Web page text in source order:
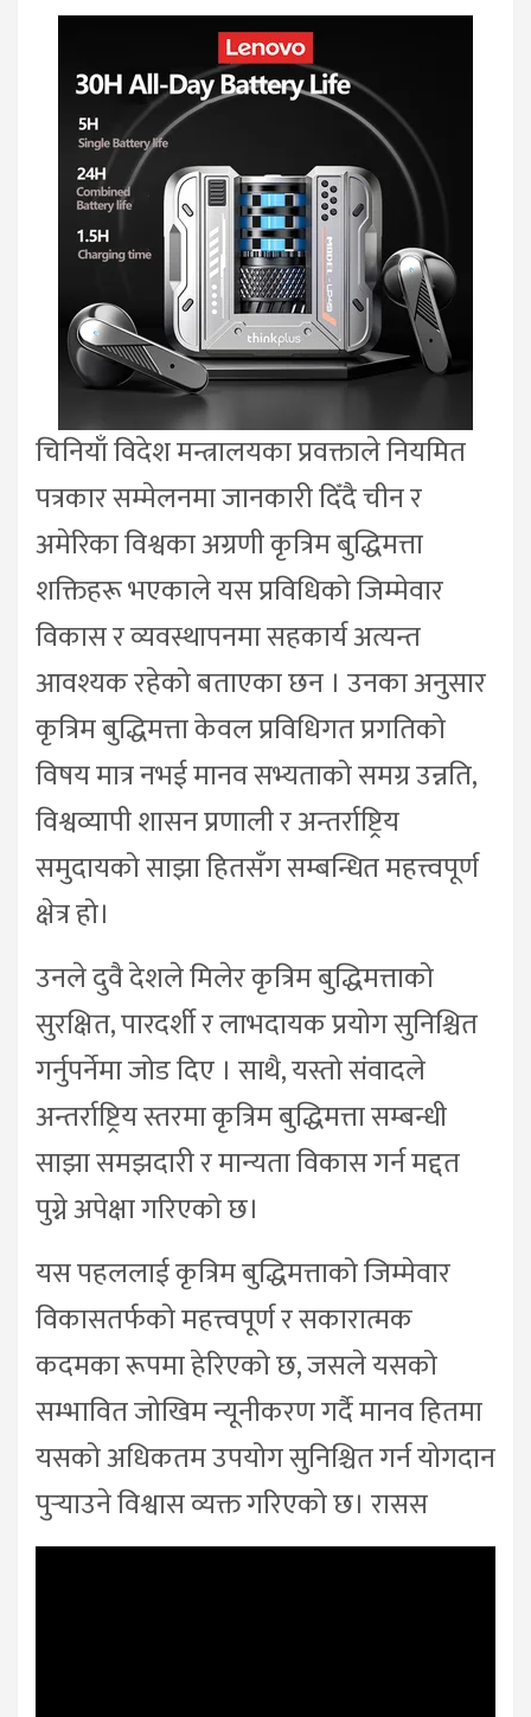
चिनियाँ विदेश मन्त्रालयका प्रवक्ताले नियमित
पत्रकार सम्मेलनमा जानकारी दिँदै चीन र
अमेरिका विश्वका अग्रणी कृत्रिम बुद्धिमत्ता
शक्तिहरू भएकाले यस प्रविधिको जिम्मेवार
विकास र व्यवस्थापनमा सहकार्य अत्यन्त
आवश्यक रहेको बताएका छन । उनका अनुसार
कृत्रिम बुद्धिमत्ता केवल प्रविधिगत प्रगतिको
विषय मात्र नभई मानव सभ्यताको समग्र उन्नति,
विश्वव्यापी शासन प्रणाली र अन्तर्राष्ट्रिय
समुदायको साझा हितसँग सम्बन्धित महत्त्वपूर्ण
क्षेत्र हो।
उनले दुवै देशले मिलेर कृत्रिम बुद्धिमत्ताको
सुरक्षित, पारदर्शी र लाभदायक प्रयोग सुनिश्चित
गर्नुपर्नेमा जोड दिए । साथै, यस्तो संवादले
अन्तर्राष्ट्रिय स्तरमा कृत्रिम बुद्धिमत्ता सम्बन्धी
साझा समझदारी र मान्यता विकास गर्न मद्दत
पुग्ने अपेक्षा गरिएको छ।
यस पहललाई कृत्रिम बुद्धिमत्ताको जिम्मेवार
विकासतर्फको महत्त्वपूर्ण र सकारात्मक
कदमका रूपमा हेरिएको छ, जसले यसको
सम्भावित जोखिम न्यूनीकरण गर्दै मानव हितमा
यसको अधिकतम उपयोग सुनिश्चित गर्न योगदान
पुर्‍याउने विश्वास व्यक्त गरिएको छ। रासस